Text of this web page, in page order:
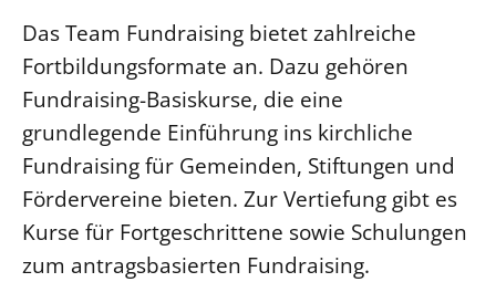
Das Team Fundraising bietet zahlreiche
Fortbildungsformate an. Dazu gehören
Fundraising-Basiskurse, die eine
grundlegende Einführung ins kirchliche
Fundraising für Gemeinden, Stiftungen und
Fördervereine bieten. Zur Vertiefung gibt es
Kurse für Fortgeschrittene sowie Schulungen
zum antragsbasierten Fundraising.